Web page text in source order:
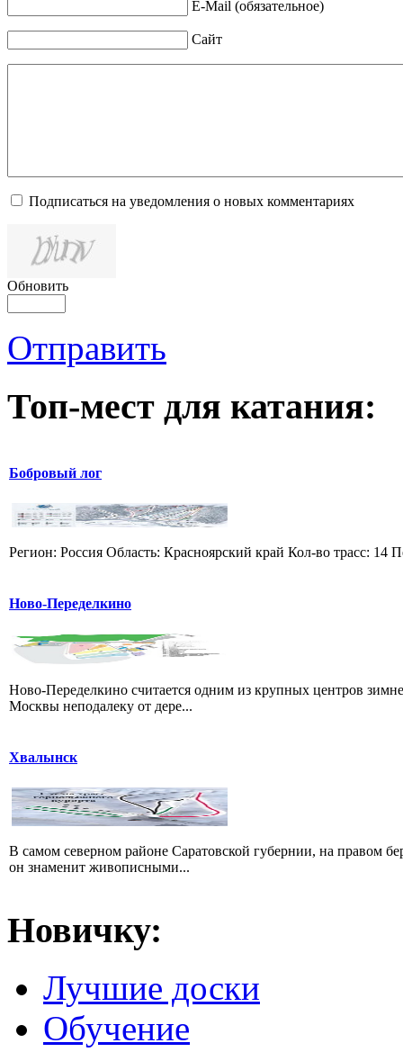
E-Mail (обязательное)
Сайт
Подписаться на уведомления о новых комментариях
Обновить
Отправить
Топ-мест для катания:
Бобровый лог
Регион: Россия Область: Красноярский край Кол-во трасс:
Ново-Переделкино
Ново-Переделкино считается одним из крупных центров
Москвы неподалеку от дере...
Хвалынск
В самом северном районе Саратовской губернии, на правом
он знаменит живописными...
Новичку:
Лучшие доски
Обучение